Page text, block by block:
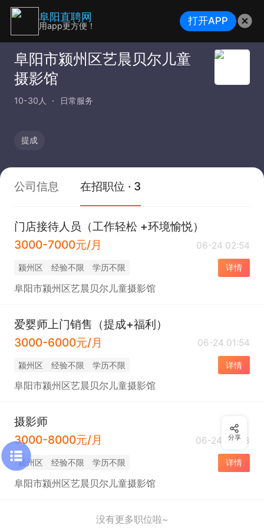
阜阳市颍州区艺晨贝尔儿童
摄影馆
10-30人 日常服务
提成
公司信息 在招职位 · 3
门店接待人员（工作轻松 +环境愉悦）
3000-7000元/月
06-24 02:54
颍州区 经验不限 学历不限 详情
阜阳市颍州区艺晨贝尔儿童摄影馆
爱婴师上门销售（提成+福利）
3000-6000元/月
06-24 01:54
颍州区 经验不限 学历不限 详情
阜阳市颍州区艺晨贝尔儿童摄影馆
摄影师
3000-8000元/月
06-24 00:28
颍州区 经验不限 学历不限 详情
阜阳市颍州区艺晨贝尔儿童摄影馆
没有更多职位啦~
分享
阜阳直聘网
用app更方便！ 打开APP